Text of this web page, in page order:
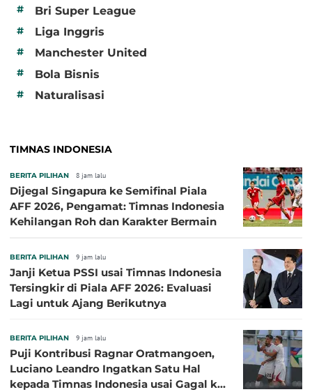
# Bri Super League
# Liga Inggris
# Manchester United
# Bola Bisnis
# Naturalisasi
TIMNAS INDONESIA
BERITA PILIHAN 8 jam lalu
Dijegal Singapura ke Semifinal Piala
AFF 2026, Pengamat: Timnas Indonesia
Kehilangan Roh dan Karakter Bermain
BERITA PILIHAN 9 jam lalu
Janji Ketua PSSI usai Timnas Indonesia
Tersingkir di Piala AFF 2026: Evaluasi
Lagi untuk Ajang Berikutnya
BERITA PILIHAN 9 jam lalu
Puji Kontribusi Ragnar Oratmangoen,
Luciano Leandro Ingatkan Satu Hal
kepada Timnas Indonesia usai Gagal ke